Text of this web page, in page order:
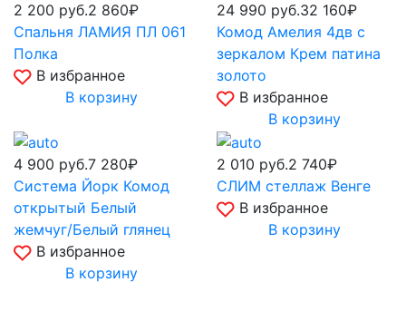
2 200 руб.2 860₽
Спальня ЛАМИЯ ПЛ 061
Полка
В избранное
В корзину
24 990 руб.32 160₽
Комод Амелия 4дв с
зеркалом Крем патина
золото
В избранное
В корзину
4 900 руб.7 280₽
Система Йорк Комод
открытый Белый
жемчуг/Белый глянец
В избранное
В корзину
2 010 руб.2 740₽
СЛИМ стеллаж Венге
В избранное
В корзину